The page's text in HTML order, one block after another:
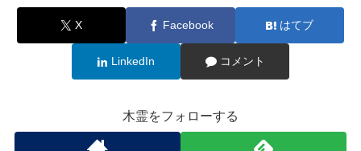
X Facebook はてブ
LinkedIn コメント
木霊をフォローする